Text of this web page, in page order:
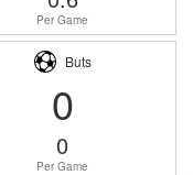
Per Game
Buts
0
0
Per Game